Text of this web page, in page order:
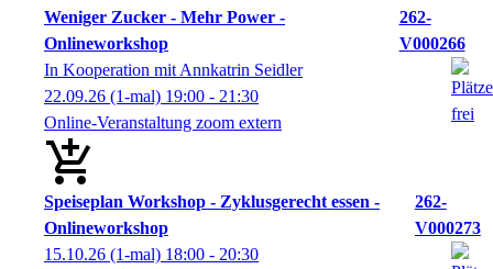
Weniger Zucker - Mehr Power -
Onlineworkshop
262-
V000266
In Kooperation mit Annkatrin Seidler
22.09.26 (1-mal) 19:00 - 21:30
Online-Veranstaltung zoom extern
Speiseplan Workshop - Zyklusgerecht essen -
Onlineworkshop
262-
V000273
15.10.26 (1-mal) 18:00 - 20:30